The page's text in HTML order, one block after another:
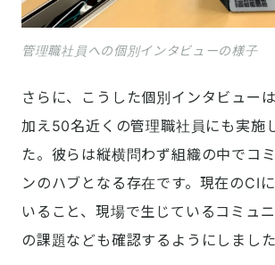
管理職社員への個別インタビューの様子
さらに、こうした個別インタビュー
加え50名近くの管理職社員にも実施
た。彼らは縦横問わず組織の中でコ
ンのハブとなる存在です。現在のCI
いること、現場で生じているコミュ
の課題なども確認するようにしました